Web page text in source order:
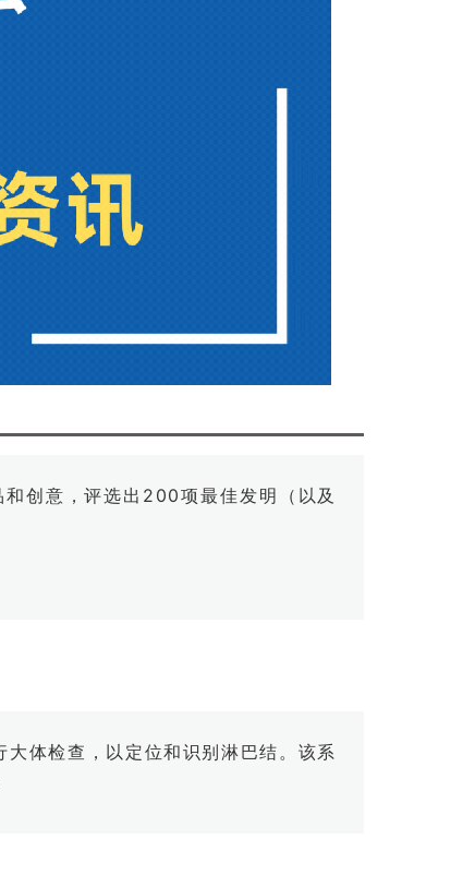
创意，评选出200项最佳发明（以及
体检查，以定位和识别淋巴结。该系